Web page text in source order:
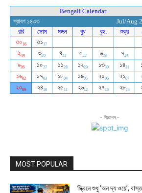
- বিজ্ঞাপন -
MOST POPULAR
স্ক্রিনে শুধু ‘অন দ্য ওয়ে’,